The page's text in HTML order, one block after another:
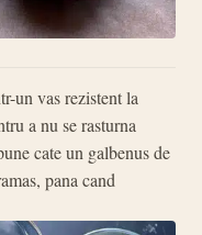
un vas rezistent la
a nu se rasturna
cate un galbenus de
pana cand